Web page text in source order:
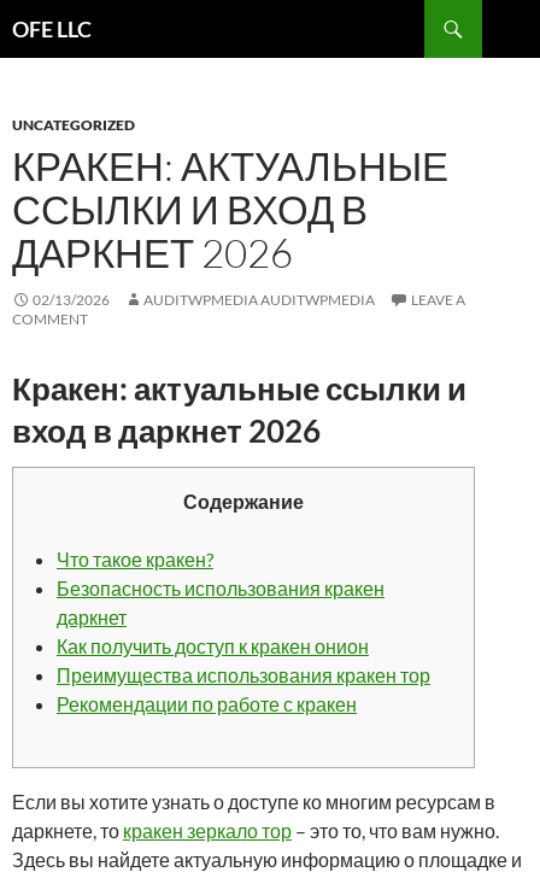
OFE LLC
UNCATEGORIZED
КРАКЕН: АКТУАЛЬНЫЕ
ССЫЛКИ И ВХОД В
ДАРКНЕТ 2026
02/13/2026 AUDITWPMEDIA AUDITWPMEDIA
LEAVE A
COMMENT
Кракен: актуальные ссылки и
вход в даркнет 2026
Содержание
Что такое кракен?
Безопасность использования кракен
даркнет
Как получить доступ к кракен онион
Преимущества использования кракен тор
Рекомендации по работе с кракен
Если вы хотите узнать о доступе ко многим ресурсам в
даркнете, то кракен зеркало тор – это то, что вам нужно.
Здесь вы найдете актуальную информацию о площадке и